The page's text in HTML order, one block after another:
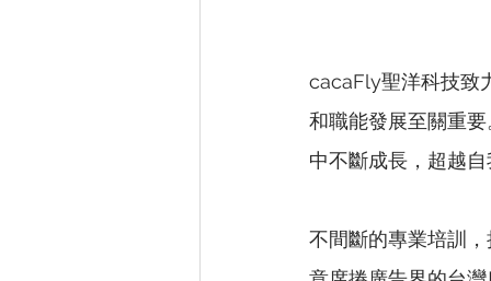
cacaFly聖洋科技致
和職能發展至關重
中不斷成長，超越
不間斷的專業培訓